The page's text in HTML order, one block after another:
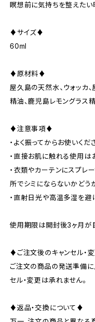
瞑想前に気持ちを整えたい
♦サイズ♦
60ml
♦原材料♦
屋久島の天然水、ウォッカ
精油、鹿児島レモングラス
♦注意事項♦
・よく振ってからお使いくだ
・直接お肌に触れる使用は
・衣類やカーテンにスプレ
所でシミにならないかどう
・直射日光や高温多湿を避
使用期限は開封後3ヶ月が
♦ご注文後のキャンセル・
ご注文の商品の発送準備に
セル・変更は承れません。
♦返品・交換について♦